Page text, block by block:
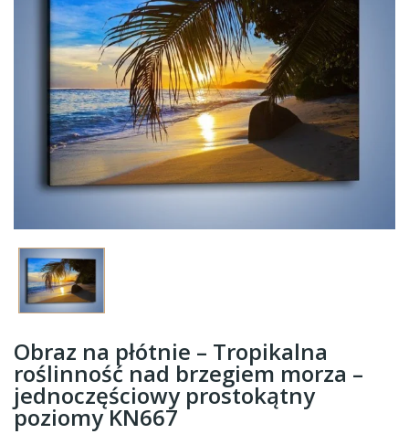
Obraz na płótnie – Tropikalna
roślinność nad brzegiem morza –
jednoczęściowy prostokątny
poziomy KN667